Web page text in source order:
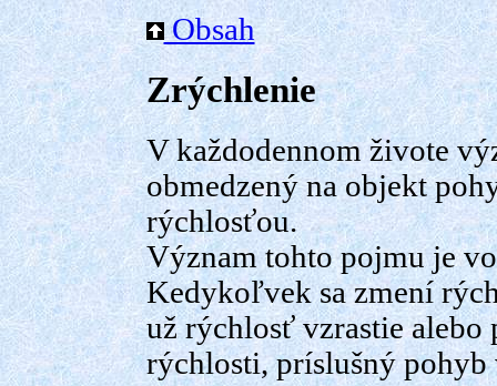
Obsah
Zrýchlenie
V každodennom živote
obmedzený na objekt
rýchlosťou.
Význam tohto pojmu je
Kedykoľvek sa zmení
už rýchlosť vzrastie alebo
rýchlosti, príslušný